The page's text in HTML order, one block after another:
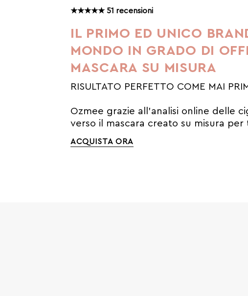
★★★★★ 51 recensioni
IL PRIMO ED UNICO
MONDO IN GRADO DI
MASCARA SU MISURA
RISULTATO PERFETTO COME MAI
Ozmee grazie all'analisi online delle
verso il mascara creato su misura per
ACQUISTA ORA